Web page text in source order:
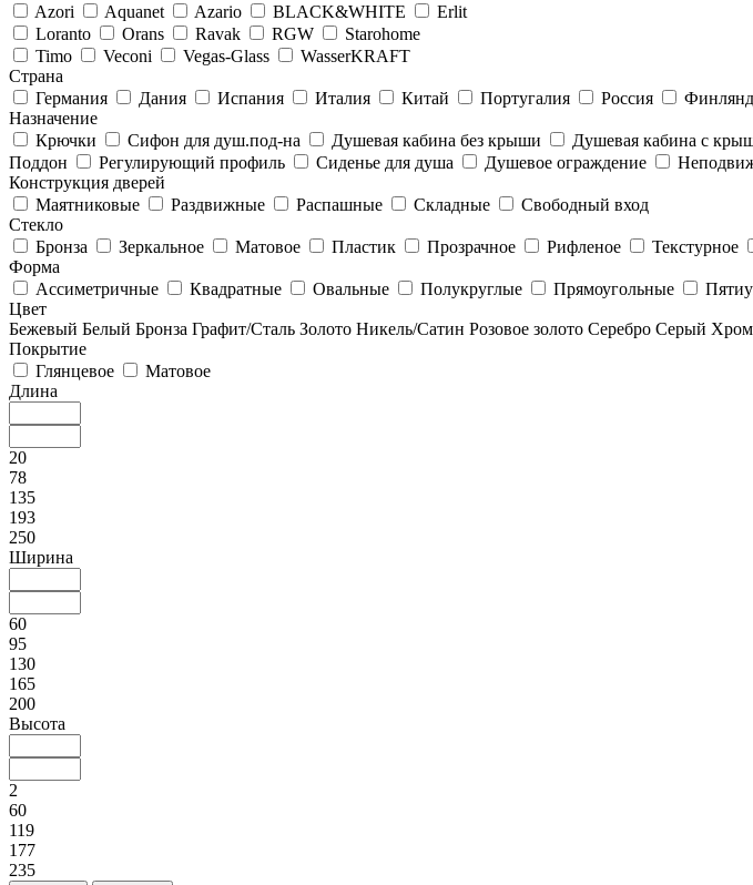
Azori
Aquanet Azario BLACK&WHITE
Erlit
Loranto
Orans Ravak RGW
Starohome
Timo
Veconi Vegas-Glass
WasserKRAFT
Страна
Германия
Дания Испания Италия Китай Португалия Россия
Назначение
Крючки
Сифон для душ.под-на Душевая кабина без крыши Душевая кабина с
Поддон
Регулирующий профиль Сиденье для душа Душевое ограждение
Конструкция дверей
Маятниковые
Раздвижные Распашные Складные
Свободный вход
Стекло
Бронза
Зеркальное Матовое Пластик Прозрачное Рифленое Текстурное
Форма
Ассиметричные
Квадратные Овальные Полукруглые Прямоугольные
Цвет
Бежевый Белый Бронза Графит/Сталь Золото Никель/Сатин Розовое золото Серебро Серый
Покрытие
Глянцевое
Матовое
Длина
20
78
135
193
250
Ширина
60
95
130
165
200
Высота
2
60
119
177
235